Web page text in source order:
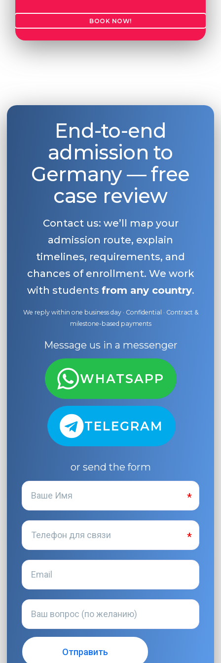
BOOK NOW!
End-to-end
admission to
Germany — free
case review
Contact us: we’ll map your
admission route, explain
timelines, requirements, and
chances of enrollment. We work
with students from any country.
We reply within one business day · Confidential · Contract &
milestone-based payments
Message us in a messenger
WHATSAPP
TELEGRAM
or send the form